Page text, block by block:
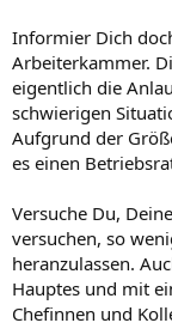
Informier Dich
Arbeiterkammer.
eigentlich die
schwierigen
Aufgrund der
es einen
Versuche Du,
versuchen, so
heranzulassen.
Hauptes und mit
Chefinnen und